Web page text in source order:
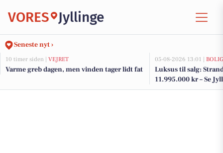
VORES Jyllinge
Seneste nyt ›
10 timer siden | VEJRET
Varme greb dagen, men vinden tager lidt fat
05-08-2026 13:01 |
Luksus til salg:
11.995.000 kr – Se
her